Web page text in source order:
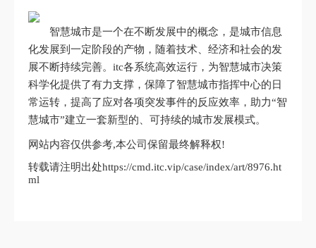
智慧城市是一个在不断发展中的概念，是城市信息
化发展到一定阶段的产物，随着技术、经济和社会的发
展不断持续完善。itc各系统高效运行，为智慧城市决策
科学化提供了有力支撑，保障了智慧城市指挥中心的日
常运转，提高了应对各项突发事件的反应效率，助力“智
慧城市”建立一套新型的、可持续的城市发展模式。
网站内容仅供参考,本公司保留最终解释权!
转载请注明出处https://cmd.itc.vip/case/index/art/8976.ht
ml